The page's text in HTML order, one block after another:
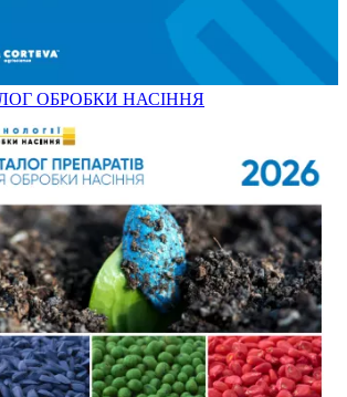
ОБРОБКИ НАСІННЯ